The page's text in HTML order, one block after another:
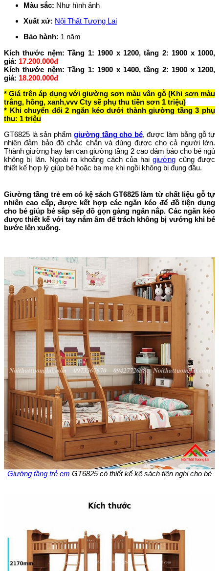
Màu sắc: Như hình ảnh
Xuất xứ: Nội Thất Tương Lai
Bảo hành: 1 năm
Kích thước nệm: Tầng 1: 1900 x 1200, tầng 2: 1900 x 1000,
giá: 17.200.000đ
Kích thước nệm: Tầng 1: 1900 x 1400, tầng 2: 1900 x 1200,
giá: 18.200.000đ
* Giá trên áp dụng với giường sơn màu vân gỗ (Khi sơn màu
trắng, hồng, xanh,vvv Cty sẽ phụ thu tiền sơn 1 triệu)
* Khi chuyển đổi 2 ngăn kéo dưới thành giường tầng 3 phụ
thu: 1 triệu
GT6825 là sản phẩm giường tầng cho bé, được làm bằng gỗ tự
nhiên đảm bảo độ chắc chắn và dùng được cho cả người lớn.
Thành giường hay lan can giường tầng 2 cao đảm bảo cho bé ngủ
không bị lăn. Ngoài ra khoảng cách của haigiường cũng được
thiết kế hợp lý giúp bé hoặc ba mẹ khi ngồi không bị đụng đầu.
Giường tầng trẻ em có kệ sách GT6825 làm từ chất liệu gỗ tự
nhiên cao cấp, được kết hợp các ngăn kéo để đồ tiện dụng
cho bé giúp bé sắp sếp đồ gọn gàng ngăn nắp. Các ngăn kéo
được thiết kế với tay nắm âm để trách không bị vướng khi bé
bước lên xuống.
Giường tầng trẻ em GT6825 có thiết kế kệ sách tiện nghi cho bé